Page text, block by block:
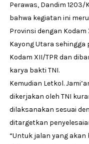
Perawas, Dandim 1203/
bahwa kegiatan ini
Provinsi dengan Kodam
Kayong Utara
Kodam XII/TPR dan
karya bakti TNI.
Kemudian Letkol.
dikerjakan oleh TNI
dilaksanakan sesuai
ditargetkan
“Untuk jalan yang